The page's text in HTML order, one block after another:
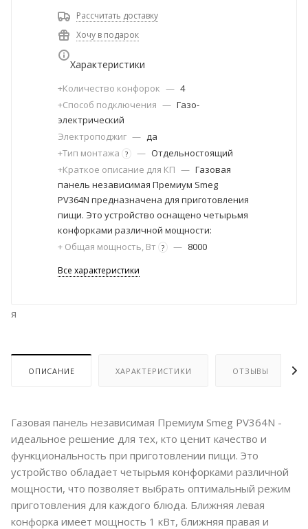
Рассчитать доставку
Хочу в подарок
Характеристики
+Количество конфорок — 4
+Способ подключения — Газо-
электрический
Электроподжиг — да
+Тип монтажа ? — Отдельностоящий
+Краткое описание для КП — Газовая
панель независимая Премиум Smeg
PV364N предназначена для приготовления
пищи. Это устройство оснащено четырьмя
конфорками различной мощности:
+ Общая мощность, Вт ? — 8000
Все характеристики
я
ОПИСАНИЕ ХАРАКТЕРИСТИКИ ОТЗЫВЫ
Газовая панель независимая Премиум Smeg PV364N -
идеальное решение для тех, кто ценит качество и
функциональность при приготовлении пищи. Это
устройство обладает четырьмя конфорками различной
мощности, что позволяет выбрать оптимальный режим
приготовления для каждого блюда. Ближняя левая
конфорка имеет мощность 1 кВт, ближняя правая и